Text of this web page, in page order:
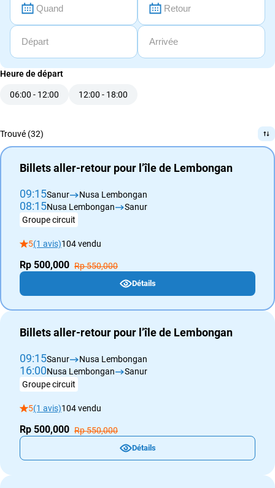
Coopération
avec
les
agences
de
voyage
générales
Heure de départ
06:00 - 12:00 12:00 - 18:00
Trouvé (32)
Billets aller-retour pour l’île de Lembongan
09:15Sanur Nusa Lembongan
08:15Nusa Lembongan
Sanur
Groupe circuit
5(1 avis)104 vendu
Rp 500,000 Rp 550,000
Détails
Billets aller-retour pour l’île de Lembongan
09:15Sanur Nusa Lembongan
16:00Nusa Lembongan
Sanur
Groupe circuit
5(1 avis)104 vendu
Rp 500,000 Rp 550,000
Détails